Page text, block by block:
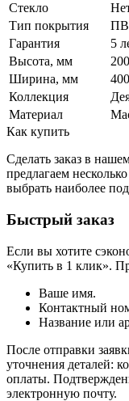
Стекло
Тип покрытия
Гарантия
5
Высота, мм
Ширина, мм
Коллекция
Материал
Как купить
Сделать заказ в
предлагаем
выбрать наиболее
Быстрый заказ
Если вы хотите
«Купить в 1 клик».
Ваше имя.
Контактный
Название или
После отправки
уточнения деталей:
оплаты.
электронную почту.